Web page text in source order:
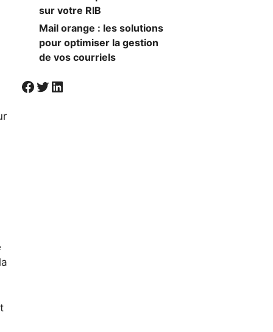
sur votre RIB
Mail orange : les solutions
pour optimiser la gestion
de vos courriels
Visiter la page Facebook de Societal
Twitter
LinkedIn